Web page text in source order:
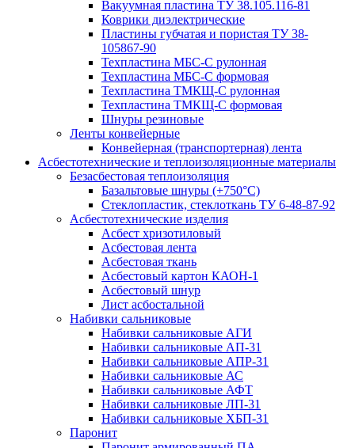
Вакуумная пластина ТУ 38.105.116-81
Коврики диэлектрические
Пластины губчатая и пористая ТУ 38-
105867-90
Техпластина МБС-С рулонная
Техпластина МБС-С формовая
Техпластина ТМКЩ-С рулонная
Техпластина ТМКЩ-С формовая
Шнуры резиновые
Ленты конвейерные
Конвейерная (транспортерная) лента
Асбестотехнические и теплоизоляционные материалы
Безасбестовая теплоизоляция
Базальтовые шнуры (+750°С)
Стеклопластик, стеклоткань ТУ 6-48-87-92
Асбестотехнические изделия
Асбест хризотиловый
Асбестовая лента
Асбестовая ткань
Асбестовый картон КАОН-1
Асбестовый шнур
Лист асбостальной
Набивки сальниковые
Набивки сальниковые АГИ
Набивки сальниковые АП-31
Набивки сальниковые АПР-31
Набивки сальниковые АС
Набивки сальниковые АФТ
Набивки сальниковые ЛП-31
Набивки сальниковые ХБП-31
Паронит